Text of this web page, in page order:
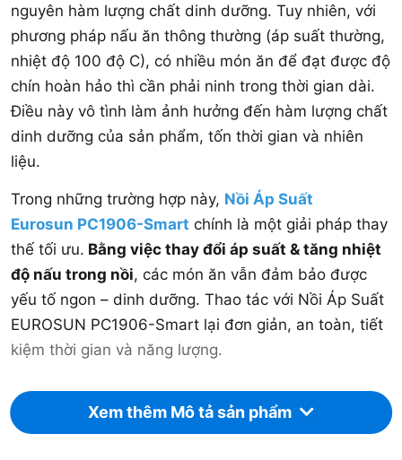
nguyên hàm lượng chất dinh dưỡng. Tuy nhiên, với
phương pháp nấu ăn thông thường (áp suất thường,
nhiệt độ 100 độ C), có nhiều món ăn để đạt được độ
chín hoàn hảo thì cần phải ninh trong thời gian dài.
Điều này vô tình làm ảnh hưởng đến hàm lượng chất
dinh dưỡng của sản phẩm, tốn thời gian và nhiên
liệu.
Trong những trường hợp này, Nồi Áp Suất
Eurosun PC1906-Smart chính là một giải pháp thay
thế tối ưu. Bằng việc thay đổi áp suất & tăng nhiệt
độ nấu trong nồi, các món ăn vẫn đảm bảo được
yếu tố ngon – dinh dưỡng. Thao tác với Nồi Áp Suất
EUROSUN PC1906-Smart lại đơn giản, an toàn, tiết
kiệm thời gian và năng lượng.
Xem thêm Mô tả sản phẩm